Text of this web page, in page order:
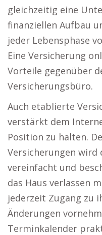
gleichzeitig eine
finanziellen Aufbau
jeder Lebensphase
Eine Versicherung
Vorteile gegenüber
Versicherungsbüro.
Auch etablierte
verstärkt dem
Position zu halten.
Versicherungen
vereinfacht und
das Haus verlassen
jederzeit Zugang zu
Änderungen
Terminkalender